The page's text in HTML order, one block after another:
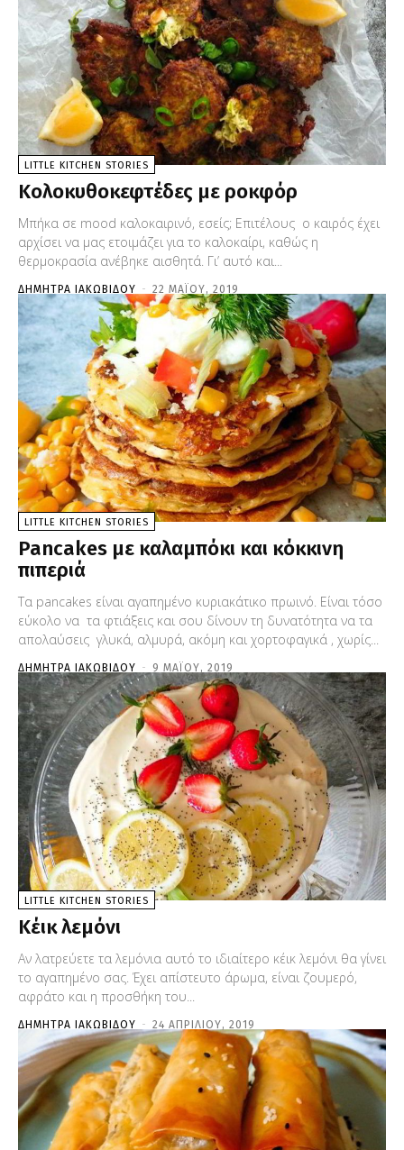
LITTLE KITCHEN STORIES
Κολοκυθοκεφτέδες με ροκφόρ
Μπήκα σε mood καλοκαιρινό, εσείς; Επιτέλους ο καιρός έχει
αρχίσει να μας ετοιμάζει για το καλοκαίρι, καθώς η
θερμοκρασία ανέβηκε αισθητά. Γι’ αυτό και...
ΔΉΜΗΤΡΑ ΙΑΚΩΒΊΔΟΥ - 22 ΜΑΪ́ΟΥ, 2019
LITTLE KITCHEN STORIES
Pancakes με καλαμπόκι και κόκκινη
πιπεριά
Τα pancakes είναι αγαπημένο κυριακάτικο πρωινό. Είναι τόσο
εύκολο να τα φτιάξεις και σου δίνουν τη δυνατότητα να τα
απολαύσεις γλυκά, αλμυρά, ακόμη και χορτοφαγικά , χωρίς...
ΔΉΜΗΤΡΑ ΙΑΚΩΒΊΔΟΥ - 9 ΜΑΪ́ΟΥ, 2019
LITTLE KITCHEN STORIES
Κέικ λεμόνι
Αν λατρεύετε τα λεμόνια αυτό το ιδιαίτερο κέικ λεμόνι θα γίνει
το αγαπημένο σας. Έχει απίστευτο άρωμα, είναι ζουμερό,
αφράτο και η προσθήκη του...
ΔΉΜΗΤΡΑ ΙΑΚΩΒΊΔΟΥ - 24 ΑΠΡΙΛΊΟΥ, 2019